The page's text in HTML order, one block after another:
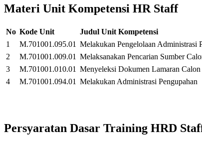
Materi Unit Kompetensi HR Staff
No Kode Unit
Judul Unit Kompetensi
1
M.701001.095.01 Melakukan Pengelolaan Administrasi
2
M.701001.009.01 Melaksanakan Pencarian Sumber
3
M.701001.010.01 Menyeleksi Dokumen Lamaran Calon
4
M.701001.094.01 Melakukan Administrasi Pengupahan
Persyaratan Dasar Training HRD